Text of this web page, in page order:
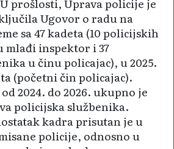
Ugovor o radu na
sa 47 kadeta (10 policijskih
mlađi inspektor i 37
u činu policajac), u 2025.
(početni čin policajac).
2024. do 2026. ukupno je
policijska službenika.
kadra pri­sutan je u
policije, odnosno u